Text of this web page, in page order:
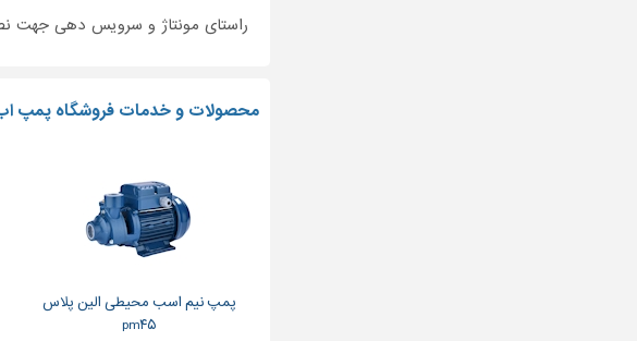
راستای مونتاژ و سرویس دهی جهت
محصولات و خدمات فروشگاه پمپ
پمپ نیم اسب محیطی الین پلاس
pm۴۵